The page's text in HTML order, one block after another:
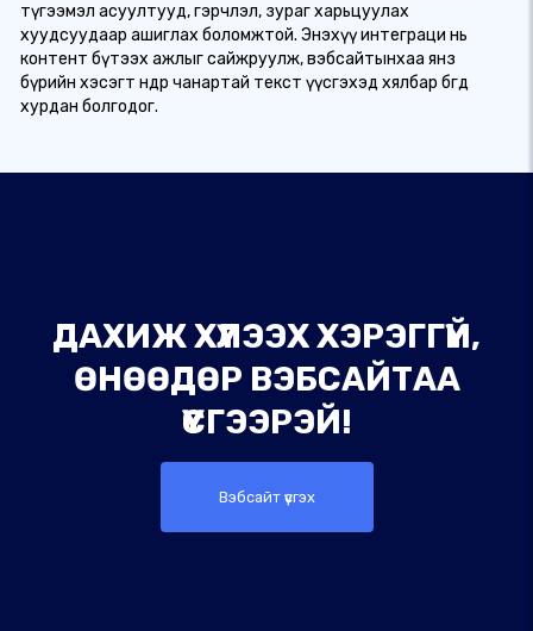
түгээмэл асуултууд, гэрчлэл, зураг харьцуулах
хуудсуудаар ашиглах боломжтой. Энэхүү интеграци нь
контент бүтээх ажлыг сайжруулж, вэбсайтынхаа янз
бүрийн хэсэгт өндөр чанартай текст үүсгэхэд хялбар бөгөөд
хурдан болгодог.
ДАХИЖ ХҮЛЭЭХ ХЭРЭГГҮЙ,
ӨНӨӨДӨР ВЭБСАЙТАА
ҮҮСГЭЭРЭЙ!
Вэбсайт үүсгэх